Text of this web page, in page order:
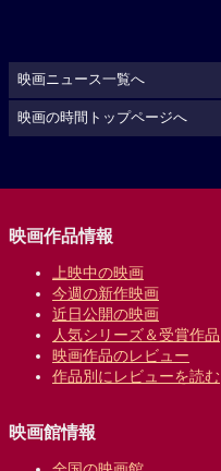
映画ニュース一覧へ
映画の時間トップページへ
映画作品情報
上映中の映画
今週の新作映画
近日公開の映画
人気シリーズ＆受賞作品
映画作品のレビュー
作品別にレビューを読む
映画館情報